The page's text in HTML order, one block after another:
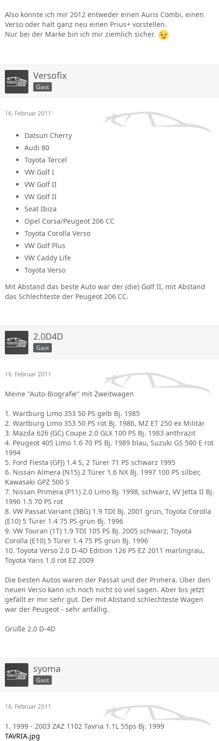
Also könnte ich mir 2012 entweder einen Auris Combi, einen
Verso oder halt ganz neu einen Prius+ vorstellen.
Nur bei der Marke bin ich mir ziemlich sicher.
Versofix
Gast
16. Februar 2011
Datsun Cherry
Audi 80
Toyota Tercel
VW Golf I
VW Golf II
VW Golf II
Seat Ibiza
Opel Corsa/Peugeot 206 CC
Toyota Corolla Verso
VW Golf Plus
VW Caddy Life
Toyota Verso
Mit Abstand das beste Auto war der (die) Golf II, mit Abstand
das Schlechteste der Peugeot 206 CC.
2.0D4D
Gast
16. Februar 2011
Meine "Auto-Biografie" mit Zweitwagen
1. Wartburg Limo 353 50 PS gelb Bj. 1985
2. Wartburg Limo 353 50 PS rot Bj. 1986, MZ ET 250 ex Militär
3. Mazda 626 (GC) Coupe 2.0 GLX 100 PS Bj. 1983 anthrazit
4. Peugeot 405 Limo 1.6 70 PS Bj. 1989 blau, Suzuki GS 500 E rot
1994
5. Ford Fiesta (GFJ) 1.4 S, 2 Türer 71 PS schwarz 1995
6. Nissan Almera (N15) 2 Türer 1.6 NX Bj. 1997 100 PS silber,
Kawasaki GPZ 500 S
7. Nissan Primera (P11) 2.0 Limo Bj. 1998, schwarz, VV Jetta II Bj.
1990 1.5 70 PS rot
8. VW Passat Variant (3BG) 1.9 TDI Bj. 2001 grün, Toyota Corolla
(E10) 5 Türer 1.4 75 PS grün Bj. 1996
9. VW Touran (1T) 1.9 TDI 105 PS Bj. 2005 schwarz; Toyota
Corolla (E10) 5 Türer 1.4 75 PS grün Bj. 1996
10. Toyota Verso 2.0 D-4D Edition 126 PS EZ 2011 marlingrau,
Toyota Yaris 1.0 rot EZ 2009
Die besten Autos waren der Passat und der Primera. Über den
neuen Verso kann ich noch nicht so viel sagen. Aber bis jetzt
gefällt er mir sehr gut. Der mit Abstand schlechteste Wagen
war der Peugeot - sehr anfällig.
Grüße 2.0 D-4D
syoma
Gast
16. Februar 2011
1. 1999 - 2003 ZAZ 1102 Tavria 1.1L 55ps Bj. 1999
TAVRIA.jpg